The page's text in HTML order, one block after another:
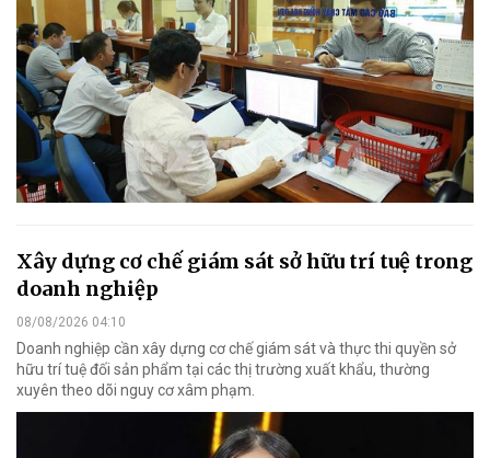
Xây dựng cơ chế giám sát sở hữu trí tuệ trong
doanh nghiệp
08/08/2026 04:10
Doanh nghiệp cần xây dựng cơ chế giám sát và thực thi quyền sở
hữu trí tuệ đối sản phẩm tại các thị trường xuất khẩu, thường
xuyên theo dõi nguy cơ xâm phạm.